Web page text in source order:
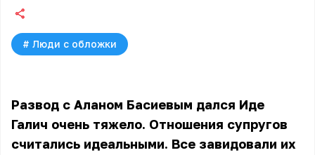
# Люди с обложки
Развод с Аланом Басиевым дался Иде
Галич очень тяжело. Отношения супругов
считались идеальными. Все завидовали их